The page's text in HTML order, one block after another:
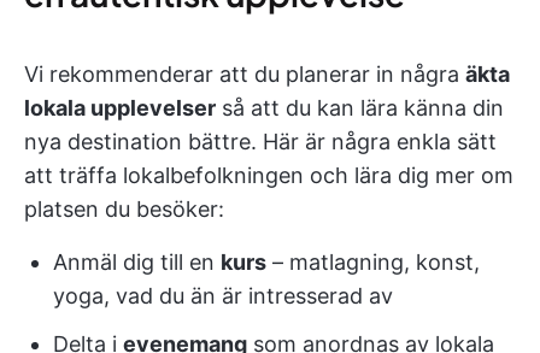
Vi rekommenderar att du planerar in några äkta
lokala upplevelser så att du kan lära känna din
nya destination bättre. Här är några enkla sätt
att träffa lokalbefolkningen och lära dig mer om
platsen du besöker:
Anmäl dig till en kurs – matlagning, konst,
yoga, vad du än är intresserad av
Delta i evenemang som anordnas av lokala